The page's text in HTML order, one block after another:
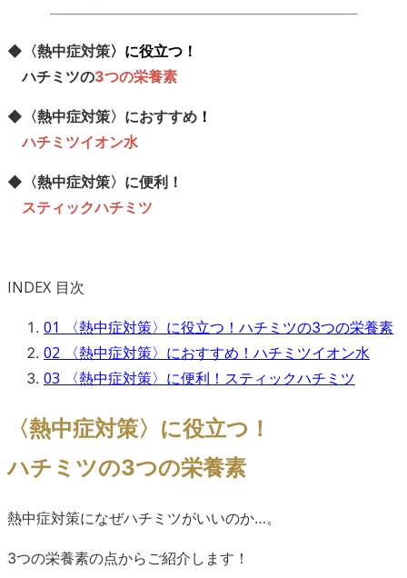
◆ 〈熱中症対策〉に役立つ！
ハチミツの3つの栄養素
◆ 〈熱中症対策〉におすすめ ！
ハチミツイオン水
◆ 〈熱中症対策〉に便利！
スティックハチミツ
INDEX 目次
01 〈熱中症対策〉に役立つ！ハチミツの3つの栄養素
02 〈熱中症対策〉におすすめ！ハチミツイオン水
03 〈熱中症対策〉に便利！スティックハチミツ
〈熱中症対策〉に役立つ！
ハチミツの3つの栄養素
熱中症対策になぜハチミツがいいのか…。
3つの栄養素の点からご紹介します！